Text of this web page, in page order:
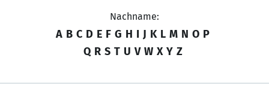
Nachname:
A B C D E F G H I J K L M N O P
Q R S T U V W X Y Z